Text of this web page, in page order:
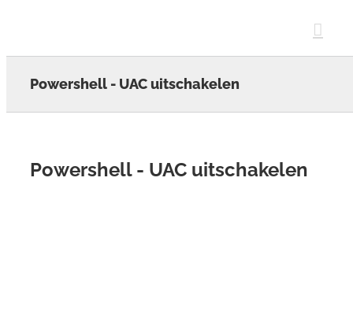
Powershell - UAC uitschakelen
Powershell - UAC uitschakelen